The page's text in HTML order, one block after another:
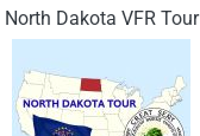
North Dakota VFR Tour